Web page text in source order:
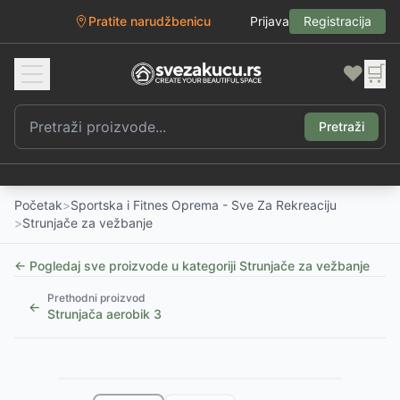
Pratite narudžbenicu Prijava Registracija
❤️ 🛒
Pretraži
Početak>Sportska i Fitnes Oprema - Sve Za Rekreaciju
>Strunjače za vežbanje
← Pogledaj sve proizvode u kategoriji Strunjače za vežbanje
←
Prethodni proizvod
Strunjača aerobik 3